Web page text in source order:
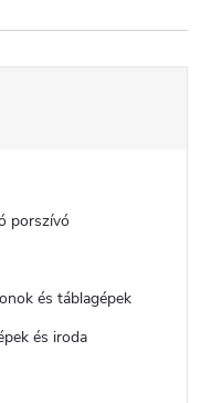
porszívó
és táblagépek
és iroda